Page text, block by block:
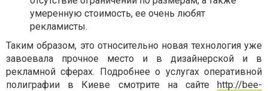
умеренную стоимость, ее очень любят
рекламисты.
Таким образом, это относительно новая технология уже
завоевала прочное место и в дизайнерской и в
рекламной сферах. Подробнее о услугах оперативной
полиграфии в Киеве смотрите на сайте http://bee-